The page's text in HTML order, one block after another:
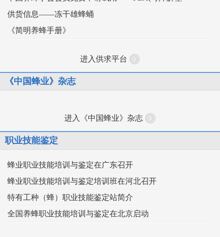
供货信息——冻干雄蜂蛹
《简明养蜂手册》
进入供求平台
《中国蜂业》杂志
进入《中国蜂业》杂志
职业技能鉴定
蜂业职业技能培训与鉴定在广东召开
蜂业职业技能培训与鉴定培训班在河北召开
特有工种（蜂）职业技能鉴定站简介
全国养蜂职业技能培训与鉴定在北京启动